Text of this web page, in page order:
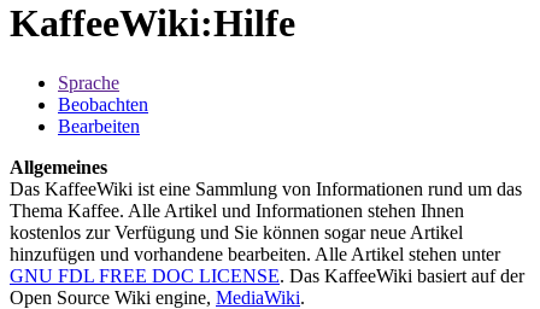
KaffeeWiki:Hilfe
Sprache
Beobachten
Bearbeiten
Allgemeines
Das KaffeeWiki ist eine Sammlung von Informationen rund um das
Thema Kaffee. Alle Artikel und Informationen stehen Ihnen
kostenlos zur Verfügung und Sie können sogar neue Artikel
hinzufügen und vorhandene bearbeiten. Alle Artikel stehen unter
GNU FDL FREE DOC LICENSE. Das KaffeeWiki basiert auf der
Open Source Wiki engine, MediaWiki.